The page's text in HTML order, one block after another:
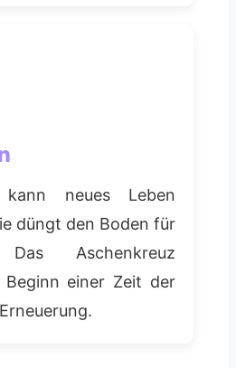
neues Leben
düngt den Boden für
Das Aschenkreuz
einer Zeit der